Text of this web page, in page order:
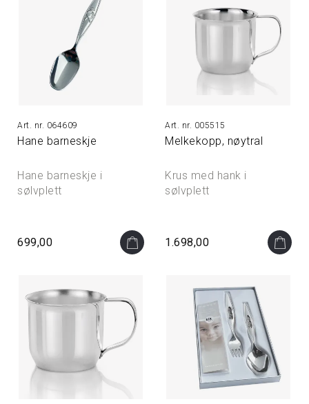
064609
Hane barneskje
Hane barneskje i
sølvplett
699,00
005515
Melkekopp, nøytral
Krus med hank i
sølvplett
1.698,00